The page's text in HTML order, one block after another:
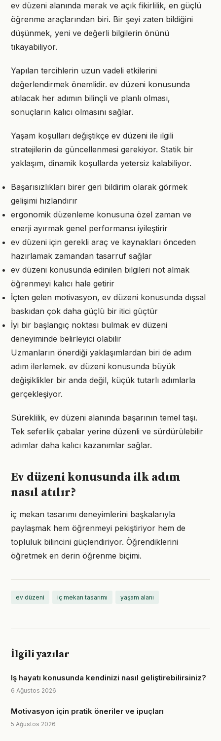
ev düzeni alanında merak ve açık fikirlilik, en güçlü
öğrenme araçlarından biri. Bir şeyi zaten bildiğini
düşünmek, yeni ve değerli bilgilerin önünü
tıkayabiliyor.
Yapılan tercihlerin uzun vadeli etkilerini
değerlendirmek önemlidir. ev düzeni konusunda
atılacak her adımın bilinçli ve planlı olması,
sonuçların kalıcı olmasını sağlar.
Yaşam koşulları değiştikçe ev düzeni ile ilgili
stratejilerin de güncellenmesi gerekiyor. Statik bir
yaklaşım, dinamik koşullarda yetersiz kalabiliyor.
Başarısızlıkları birer geri bildirim olarak görmek
gelişimi hızlandırır
ergonomik düzenleme konusuna özel zaman ve
enerji ayırmak genel performansı iyileştirir
ev düzeni için gerekli araç ve kaynakları önceden
hazırlamak zamandan tasarruf sağlar
ev düzeni konusunda edinilen bilgileri not almak
öğrenmeyi kalıcı hale getirir
İçten gelen motivasyon, ev düzeni konusunda dışsal
baskıdan çok daha güçlü bir itici güçtür
İyi bir başlangıç noktası bulmak ev düzeni
deneyiminde belirleyici olabilir
Uzmanların önerdiği yaklaşımlardan biri de adım
adım ilerlemek. ev düzeni konusunda büyük
değişiklikler bir anda değil, küçük tutarlı adımlarla
gerçekleşiyor.
Süreklilik, ev düzeni alanında başarının temel taşı.
Tek seferlik çabalar yerine düzenli ve sürdürülebilir
adımlar daha kalıcı kazanımlar sağlar.
Ev düzeni konusunda ilk adım
nasıl atılır?
iç mekan tasarımı deneyimlerini başkalarıyla
paylaşmak hem öğrenmeyi pekiştiriyor hem de
topluluk bilincini güçlendiriyor. Öğrendiklerini
öğretmek en derin öğrenme biçimi.
ev düzeni iç mekan tasarımı yaşam alanı
İlgili yazılar
Iş hayatı konusunda kendinizi nasıl geliştirebilirsiniz?
6 Ağustos 2026
Motivasyon için pratik öneriler ve ipuçları
5 Ağustos 2026